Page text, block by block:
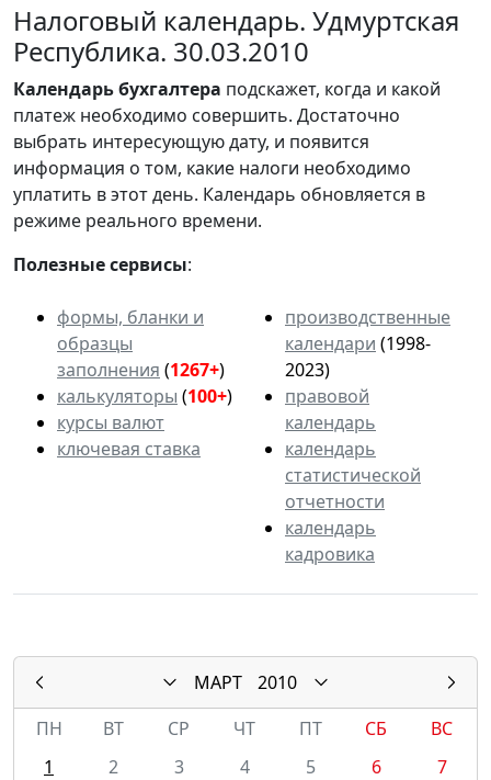
Налоговый календарь. Удмуртская
Республика. 30.03.2010
Календарьбухгалтера подскажет, когда и какой
платеж необходимо совершить. Достаточно
выбрать интересующую дату, и появится
информация о том, какие налоги необходимо
уплатить в этот день. Календарь обновляется в
режиме реального времени.
Полезные сервисы:
формы, бланки и
образцы
заполнения (1267+)
калькуляторы (100+)
курсы валют
ключевая ставка
производственные
календари (1998-
2023)
правовой
календарь
календарь
статистической
отчетности
календарь
кадровика
МАРТ
2010
ПН
ВТ СР ЧТ ПТ СБ
ВС
1
2 3 4 5 6
7